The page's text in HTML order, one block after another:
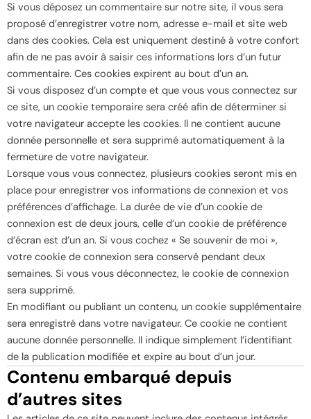
Si vous déposez un commentaire sur notre site, il vous sera
proposé d’enregistrer votre nom, adresse e-mail et site web
dans des cookies. Cela est uniquement destiné à votre confort
afin de ne pas avoir à saisir ces informations lors d’un futur
commentaire. Ces cookies expirent au bout d’un an.
Si vous disposez d’un compte et que vous vous connectez sur
ce site, un cookie temporaire sera créé afin de déterminer si
votre navigateur accepte les cookies. Il ne contient aucune
donnée personnelle et sera supprimé automatiquement à la
fermeture de votre navigateur.
Lorsque vous vous connectez, plusieurs cookies seront mis en
place pour enregistrer vos informations de connexion et vos
préférences d’affichage. La durée de vie d’un cookie de
connexion est de deux jours, celle d’un cookie de préférence
d’écran est d’un an. Si vous cochez « Se souvenir de moi »,
votre cookie de connexion sera conservé pendant deux
semaines. Si vous vous déconnectez, le cookie de connexion
sera supprimé.
En modifiant ou publiant un contenu, un cookie supplémentaire
sera enregistré dans votre navigateur. Ce cookie ne contient
aucune donnée personnelle. Il indique simplement l’identifiant
de la publication modifiée et expire au bout d’un jour.
Contenu embarqué depuis
d’autres sites